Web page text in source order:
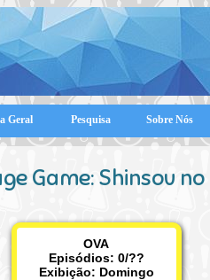
Geral Pesquisa Sobre Nós
Game: Shinsou
OVA
Episódios: 0/??
Exibição: Domingo